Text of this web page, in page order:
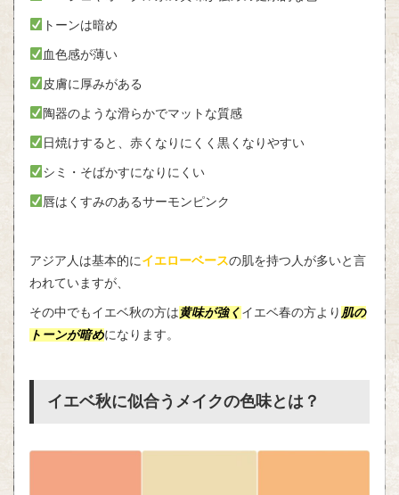
トーンは暗め
血色感が薄い
皮膚に厚みがある
陶器のような滑らかでマットな質感
日焼けすると、赤くなりにくく黒くなりやすい
シミ・そばかすになりにくい
唇はくすみのあるサーモンピンク
アジア人は基本的に イエローベースの肌を持つ人が多いと言
われていますが、
その中でもイエベ秋の方は 黄味が強く イエベ春の方より 肌の
トーンが暗めになります。
イエベ秋に似合うメイクの色味とは？